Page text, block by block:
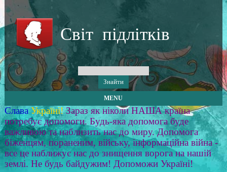
Світ підлітків
MENU
Слава Україні! Зараз як ніколи НАША країна
потребує допомоги. Будь-яка допомога буде
важливою та наблизить нас до миру. Допомога
біженцям, пораненим, війську, інформаційна війна -
все це наближує нас до знищення ворога на нашій
землі. Не будь байдужим! Допоможи Україні!